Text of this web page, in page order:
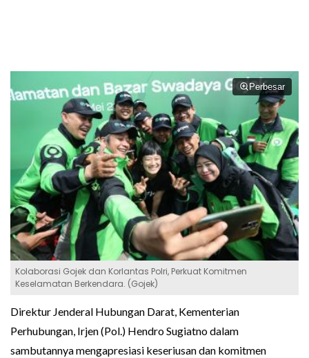
Perbesar
Kolaborasi Gojek dan Korlantas Polri, Perkuat Komitmen
Keselamatan Berkendara. (Gojek)
Direktur Jenderal Hubungan Darat, Kementerian
Perhubungan, Irjen (Pol.) Hendro Sugiatno dalam
sambutannya mengapresiasi keseriusan dan komitmen